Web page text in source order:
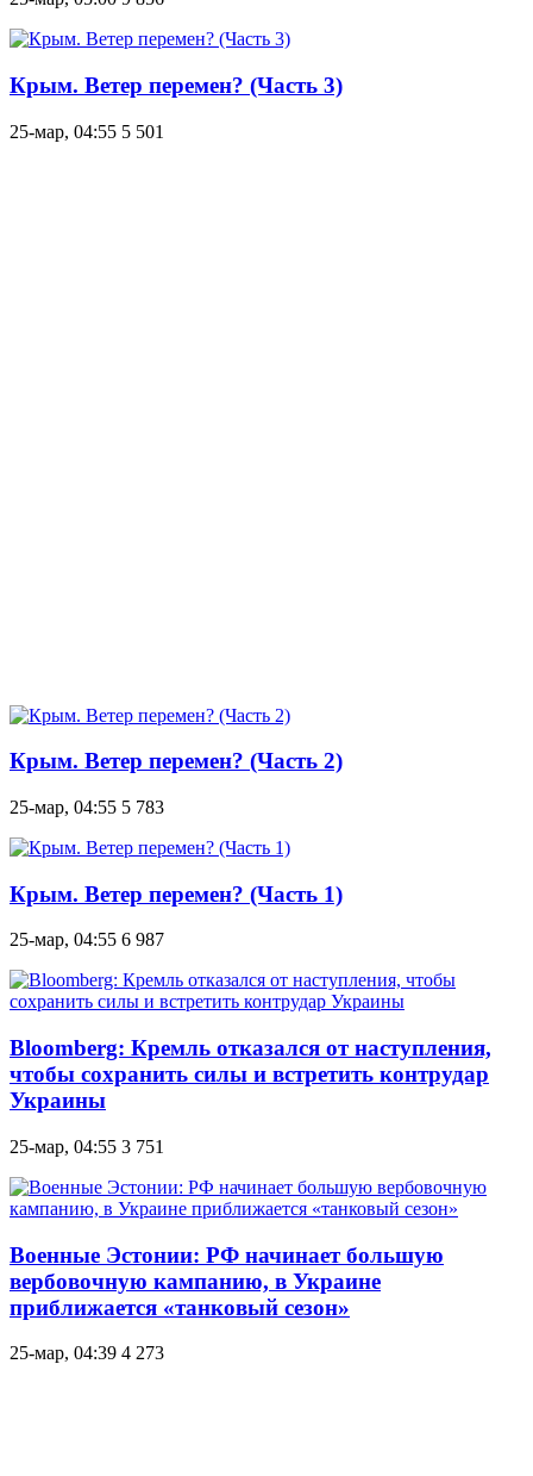
Крым. Ветер перемен? (Часть 3)
25-мар, 04:55 5 501
Крым. Ветер перемен? (Часть 2)
25-мар, 04:55 5 783
Крым. Ветер перемен? (Часть 1)
25-мар, 04:55 6 987
Bloomberg: Кремль отказался от наступления,
чтобы сохранить силы и встретить контрудар
Украины
25-мар, 04:55 3 751
Военные Эстонии: РФ начинает большую
вербовочную кампанию, в Украине
приближается «танковый сезон»
25-мар, 04:39 4 273